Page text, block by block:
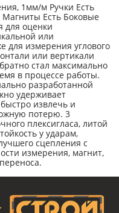
1мм/м Ручки Есть
Магниты Есть Боковые
для оценки
или
для измерения углового
или вертикали
стал максимально
в процессе работы.
разработанной
удерживает
извлечь и
потерю. 3
плексигласа, литой
у ударам,
сцепления с
измерения, магнит,